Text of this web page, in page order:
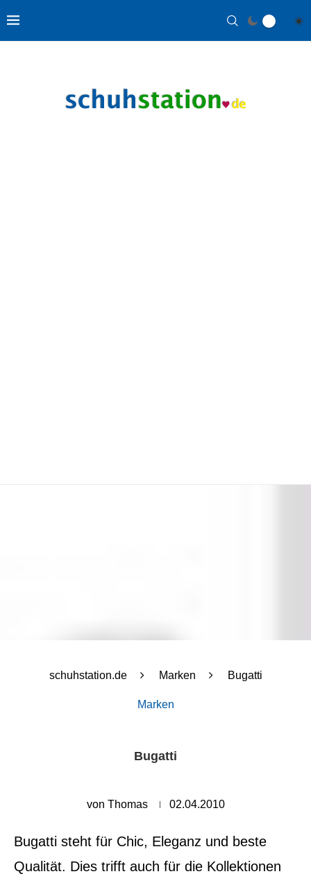
schuhstation.de Marken Bugatti
Marken
Bugatti
von Thomas 02.04.2010
Bugatti steht für Chic, Eleganz und beste
Qualität. Dies trifft auch für die Kollektionen